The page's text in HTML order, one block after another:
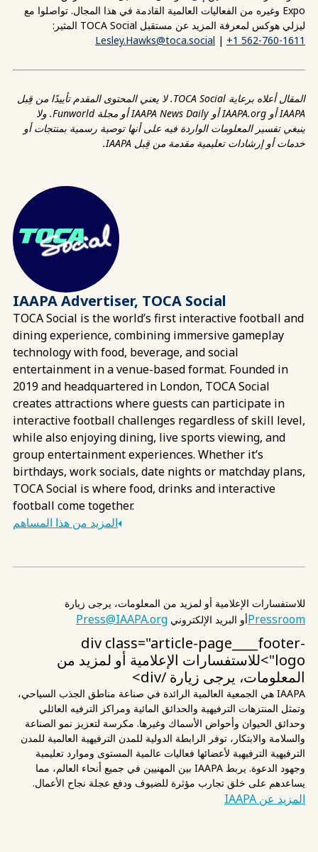
Expo وغيره من الفعاليات العالمية القادمة في هذا المجال. تواصلوا مع
ليزلي هوكس لمعرفة المزيد عن مستقبل TOCA Social المثير:
Lesley.Hawks@toca.social | +1 562-760-1611
المقال أعلاه برعاية TOCA Social. لا يعني المحتوى المقدم تأييدًا من قِبل
IAAPA أو IAAPA.org أو IAAPA News Daily أو مجلة Funworld. ولا
ينبغي تفسير المعلومات الواردة فيه على أنها توصية رسمية بمنتجات أو
خدمات أو إرشادات تعليمية مقدمة من قِبل IAAPA.
IAAPA Advertiser, TOCA Social
TOCA Social is the world’s first interactive football and
dining experience, combining immersive gameplay
technology with food, beverage, and social
entertainment in a venue-based format. Founded in
2019 and headquartered in London, TOCA Social
creates attractions where guests can participate in
interactive football challenges regardless of skill level,
while also enjoying dining, live sports viewing, and
group entertainment experiences. Whether it’s
birthdays, work socials, date nights or matchday plans,
TOCA Social is where food, drinks and interactive
football come together.
المزيد من هذا المساهم
للاستفسارات الإعلامية أو لمزيد من المعلومات، يرجى زيارة
Pressroomأو البريد الإلكتروني Press@IAAPA.org
div class="article-page____footer-
logo">للاستفسارات الإعلامية أو لمزيد من
المعلومات، يرجى زيارة /div>
IAAPA هي الجمعية العالمية الرائدة في صناعة مناطق الجذب السياحي،
وتمثل المنتزهات الترفيهية والحدائق المائية ومراكز الترفيه العائلي
وحدائق الحيوان وأحواض الأسماك وغيرها. مكرسة لتعزيز نمو الصناعة
والسلامة والابتكار، توفر الرابطة الدولية للمدن الترفيهية العالمية للمدن
الترفيهية الترفيهية لأعضائها فعاليات عالمية المستوى وموارد تعليمية
وجهود الدعوة. يربط IAAPA بين المهنيين في جميع أنحاء العالم، مما
يساعدهم على خلق تجارب مؤثرة للضيوف ودفع عجلة نجاح الأعمال.
المزيد عن IAAPA